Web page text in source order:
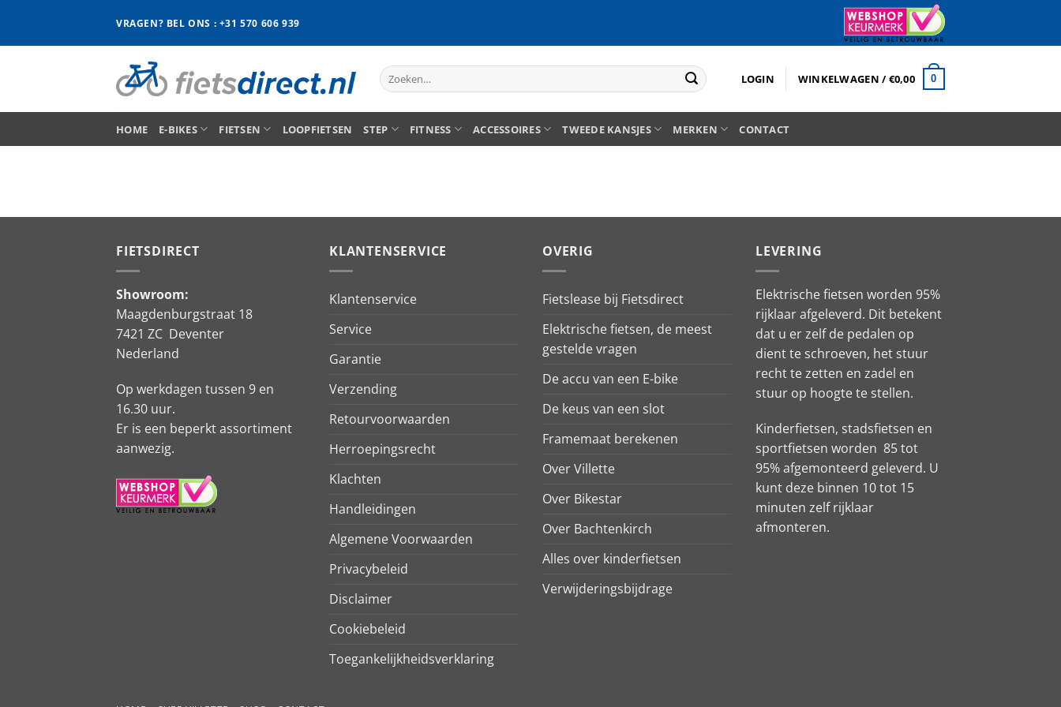
inhoud
VRAGEN? BEL ONS : +31 570 606 939
Zoeken
naar:
LOGIN WINKELWAGEN /€0,00 0
HOME E-BIKES FIETSEN LOOPFIETSEN STEP FITNESS ACCESSOIRES TWEEDE KANSJES MERKEN CONTACT
FIETSDIRECT
Showroom:
Maagdenburgstraat 18
7421 ZC Deventer
Nederland
Op werkdagen tussen 9 en
16.30 uur.
Er is een beperkt assortiment
aanwezig.
KLANTENSERVICE
Klantenservice
Service
Garantie
Verzending
Retourvoorwaarden
Herroepingsrecht
Klachten
Handleidingen
Algemene Voorwaarden
Privacybeleid
Disclaimer
Cookiebeleid
Toegankelijkheidsverklaring
OVERIG
Fietslease bij Fietsdirect
Elektrische fietsen, de meest
gestelde vragen
De accu van een E-bike
De keus van een slot
Framemaat berekenen
Over Villette
Over Bikestar
Over Bachtenkirch
Alles over kinderfietsen
Verwijderingsbijdrage
LEVERING
Elektrische fietsen worden 95%
rijklaar afgeleverd. Dit betekent
dat u er zelf de pedalen op
dient te schroeven, het stuur
recht te zetten en zadel en
stuur op hoogte te stellen.
Kinderfietsen, stadsfietsen en
sportfietsen worden 85 tot
95% afgemonteerd geleverd. U
kunt deze binnen 10 tot 15
minuten zelf rijklaar
afmonteren.